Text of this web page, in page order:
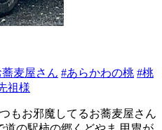
麦屋さん #あらかわの桃 #桃
祖様
もお邪魔してるお蕎麦屋さん